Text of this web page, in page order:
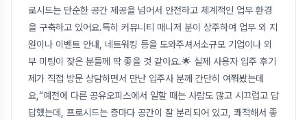
로시드는 단순한 공간 제공을 넘어서 안전하고 체계적인 업무 환경
을 구축하고 있어요.특히 커뮤니티 매니저 분이 상주하여 업무 외 지
원이나 이벤트 안내, 네트워킹 등을 도와주셔서소규모 기업이나 외
부 미팅이 잦은 분들께 딱 좋을 것 같아요.🌟 실제 사용자 입주 후기
제가 직접 방문 상담하면서 만난 입주사 분께 간단히 여쭤봤는데
요,“예전에 다른 공유오피스에서 일할 때는 사람도 많고 시끄럽고 답
답했는데, 프로시드는 층마다 공간이 잘 분리되어 있고, 쾌적해서 좋